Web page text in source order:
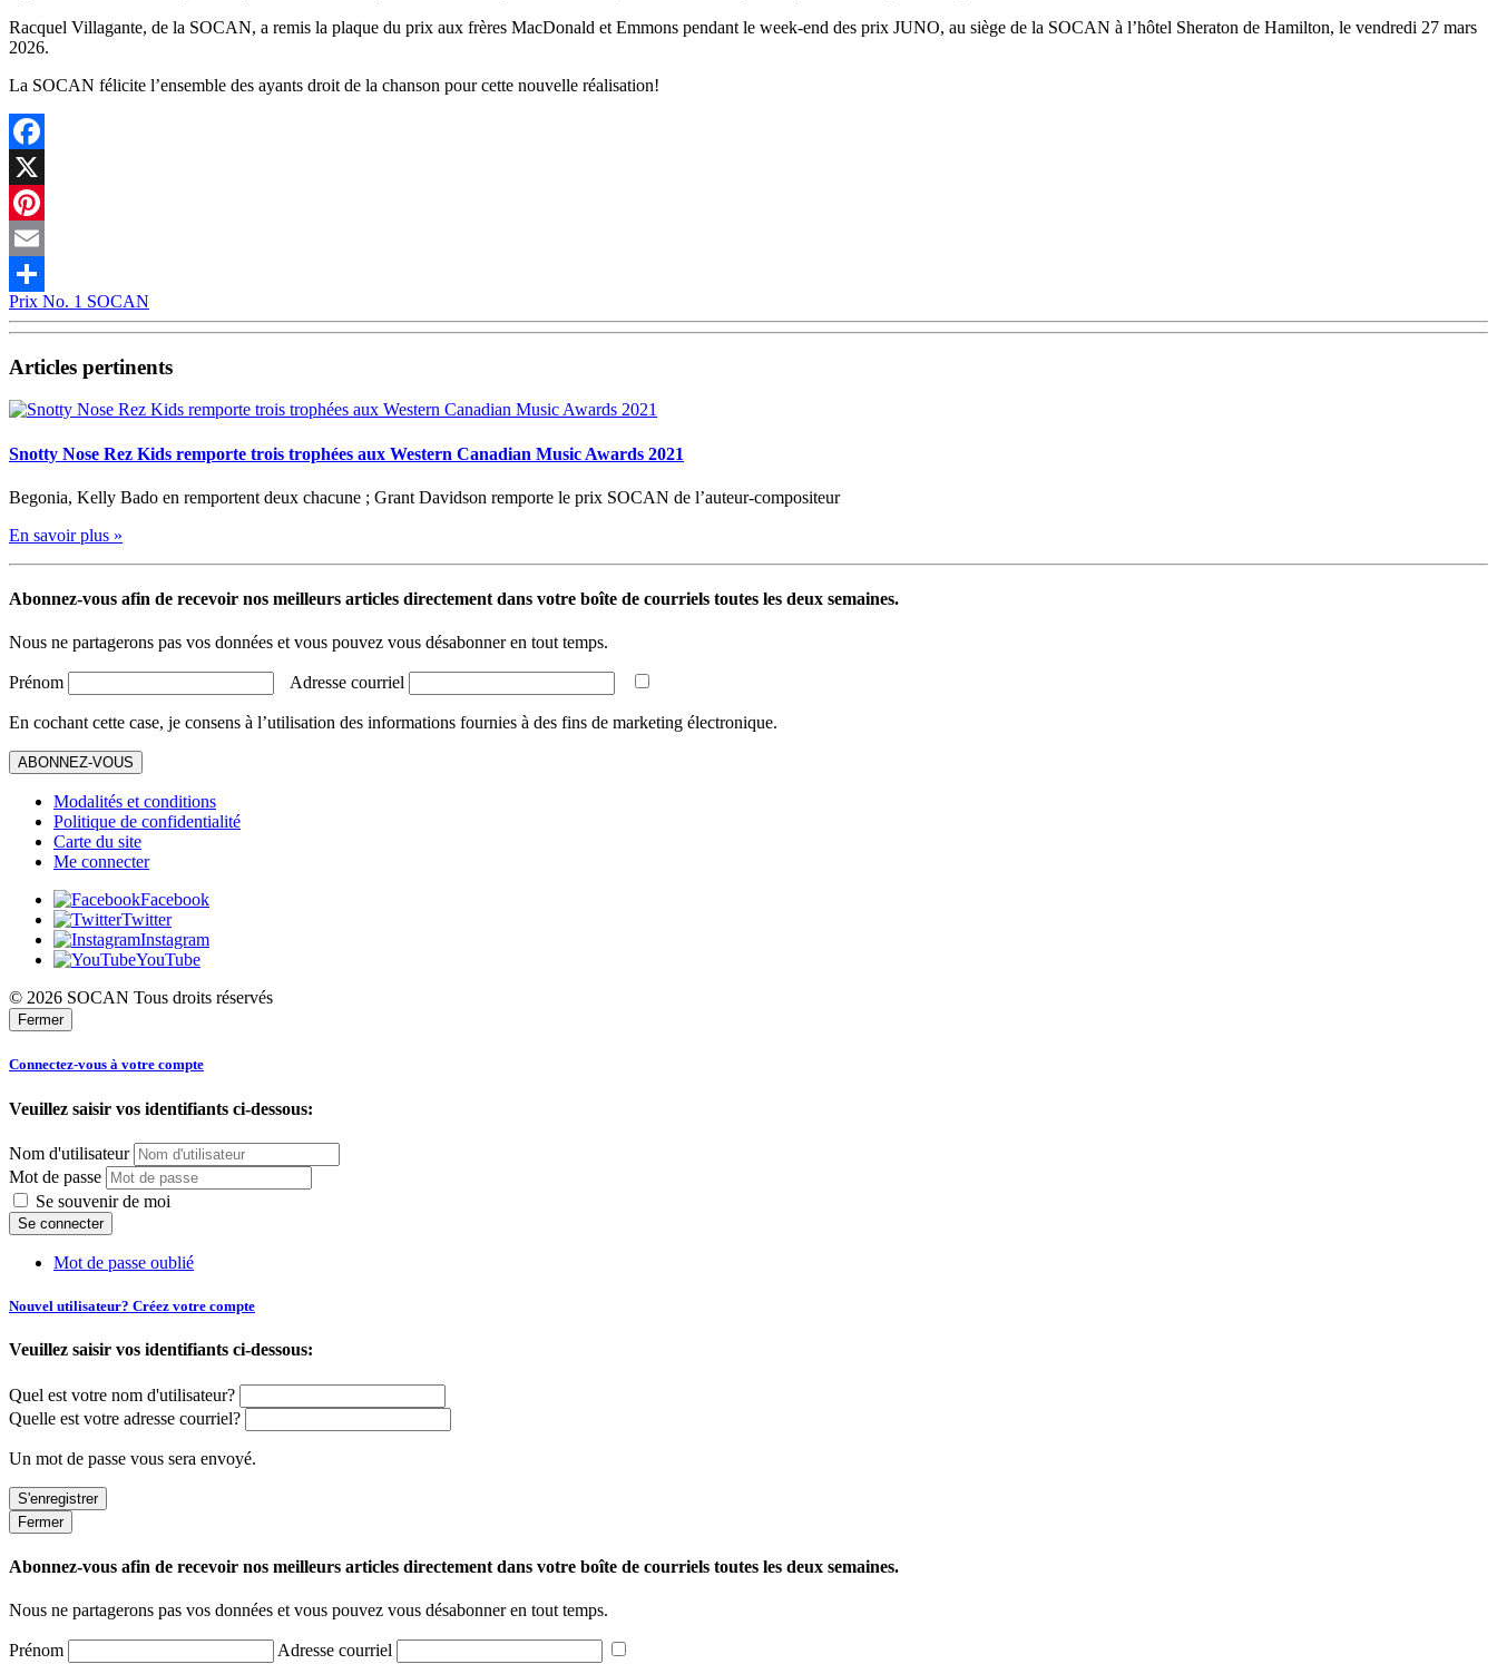
Racquel Villagante, de la SOCAN, a remis la plaque du prix aux frères MacDonald et Emmons pendant le week-end des prix JUNO, au siège de la SOCAN à l’hôtel Sheraton de Hamilton, le vendredi 27 mars
2026.
La SOCAN félicite l’ensemble des ayants droit de la chanson pour cette nouvelle réalisation!
Facebook
X
Pinterest
Email
Partager
Prix No. 1 SOCAN
Articles pertinents
Snotty Nose Rez Kids remporte trois trophées aux Western Canadian Music Awards 2021
Begonia, Kelly Bado en remportent deux chacune ; Grant Davidson remporte le prix SOCAN de l’auteur-compositeur
En savoir plus »
Abonnez-vous afin de recevoir nos meilleurs articles directement dans votre boîte de courriels toutes les deux semaines.
Nous ne partagerons pas vos données et vous pouvez vous désabonner en tout temps.
Prénom Adresse courriel
En cochant cette case, je consens à l’utilisation des informations fournies à des fins de marketing électronique.
ABONNEZ-VOUS
Modalités et conditions
Politique de confidentialité
Carte du site
Me connecter
Facebook
Twitter
Instagram
YouTube
© 2026 SOCAN Tous droits réservés
Fermer
Connectez-vous à votre compte
Veuillez saisir vos identifiants ci-dessous:
Nom d'utilisateur
Mot de passe
Se souvenir de moi
Mot de passe oublié
Nouvel utilisateur? Créez votre compte
Veuillez saisir vos identifiants ci-dessous:
Quel est votre nom d'utilisateur?
Quelle est votre adresse courriel?
Un mot de passe vous sera envoyé.
Fermer
Abonnez-vous afin de recevoir nos meilleurs articles directement dans votre boîte de courriels toutes les deux semaines.
Nous ne partagerons pas vos données et vous pouvez vous désabonner en tout temps.
Prénom Adresse courriel